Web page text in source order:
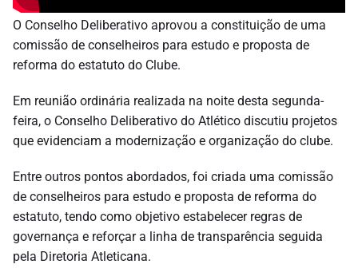
O Conselho Deliberativo aprovou a constituição de uma
comissão de conselheiros para estudo e proposta de
reforma do estatuto do Clube.
Em reunião ordinária realizada na noite desta segunda-
feira, o Conselho Deliberativo do Atlético discutiu projetos
que evidenciam a modernização e organização do clube.
Entre outros pontos abordados, foi criada uma comissão
de conselheiros para estudo e proposta de reforma do
estatuto, tendo como objetivo estabelecer regras de
governança e reforçar a linha de transparência seguida
pela Diretoria Atleticana.